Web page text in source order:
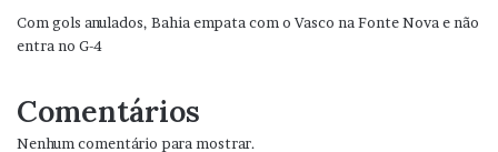
Com gols anulados, Bahia empata com o Vasco na Fonte Nova e não
entra no G-4
Comentários
Nenhum comentário para mostrar.